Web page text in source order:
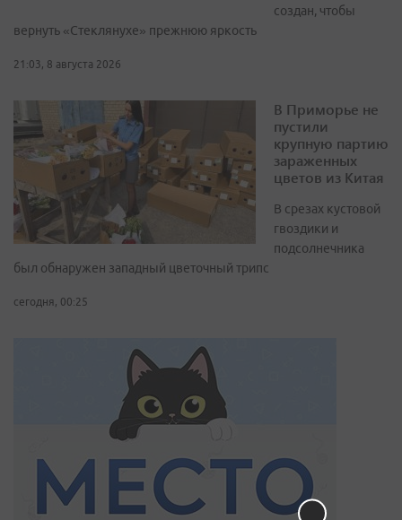
создан, чтобы
вернуть «Стеклянухе» прежнюю яркость
21:03, 8 августа 2026
В Приморье не
пустили
крупную партию
зараженных
цветов из Китая
В срезах кустовой
гвоздики и
подсолнечника
был обнаружен западный цветочный трипс
сегодня, 00:25